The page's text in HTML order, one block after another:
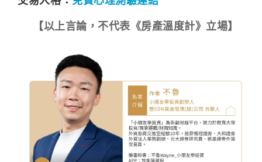
【以上言論，不代表《房產溫度計》立場】